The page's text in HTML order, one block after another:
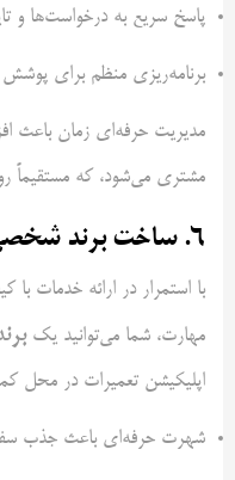
پاسخ سریع به درخواست‌ها و
برنامه‌ریزی منظم برای
مدیریت حرفه‌ای زمان باعث
مشتری می‌شود، که مستقیماً
6. ساخت برند شخصی و شهرت حرفه‌ای
با استمرار در ارائه خدمات با
مهارت، شما می‌توانید یک
اپلیکیشن تعمیرات در محل
شهرت حرفه‌ای باعث جذب